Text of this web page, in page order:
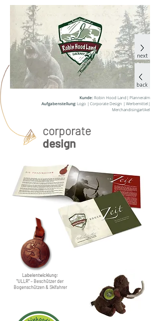
Kunde:Robin Hood Land| Planneralm
Aufgabenstellung:Logo | Corporate Design | Werbemittel|
Merchandisingartikel
corporate
design
Labelentwicklung:
"ULLR"– Beschützer der
Bogenschützen & Skifahrer